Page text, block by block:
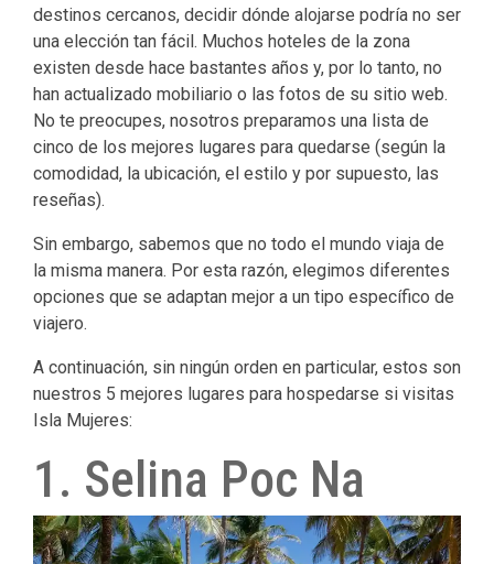
destinos cercanos, decidir dónde alojarse podría no ser
una elección tan fácil. Muchos hoteles de la zona
existen desde hace bastantes años y, por lo tanto, no
han actualizado mobiliario o las fotos de su sitio web.
No te preocupes, nosotros preparamos una lista de
cinco de los mejores lugares para quedarse (según la
comodidad, la ubicación, el estilo y por supuesto, las
reseñas).
Sin embargo, sabemos que no todo el mundo viaja de
la misma manera. Por esta razón, elegimos diferentes
opciones que se adaptan mejor a un tipo específico de
viajero.
A continuación, sin ningún orden en particular, estos son
nuestros 5 mejores lugares para hospedarse si visitas
Isla Mujeres:
1. Selina Poc Na